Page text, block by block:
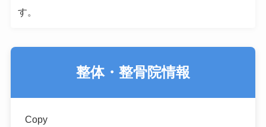
す。
整体・整骨院情報
Copy